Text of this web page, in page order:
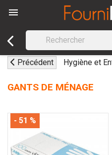

Précédent Hygiène et
GANTS DE MÉNAGE
- 51 %